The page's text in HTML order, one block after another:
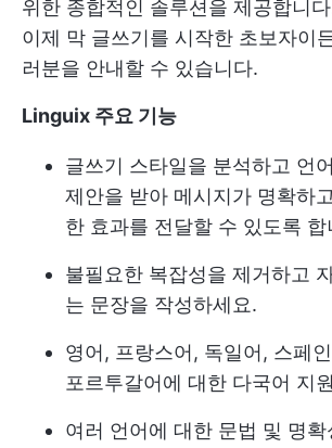
위한 종합적인 솔루션을 제공합니
이제 막 글쓰기를 시작한 초보자이
러분을 안내할 수 있습니다.
Linguix 주요 기능
글쓰기 스타일을 분석하고 언
제안을 받아 메시지가 명확하
한 효과를 전달할 수 있도록 합
불필요한 복잡성을 제거하고
는 문장을 작성하세요.
영어, 프랑스어, 독일어, 스페
포르투갈어에 대한 다국어 지
여러 언어에 대한 문법 및 명